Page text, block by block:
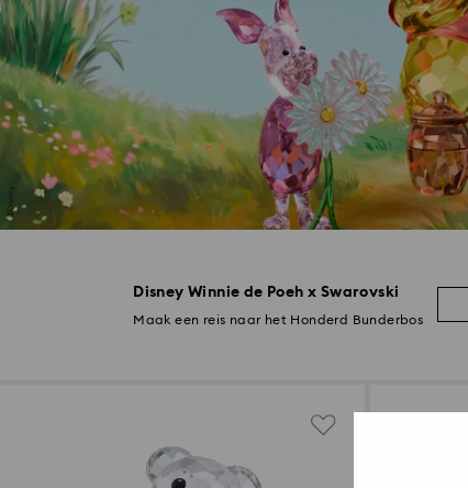
Disney Winnie de Poeh x Swarovski
Maak een reis naar het Honderd Bunderbos